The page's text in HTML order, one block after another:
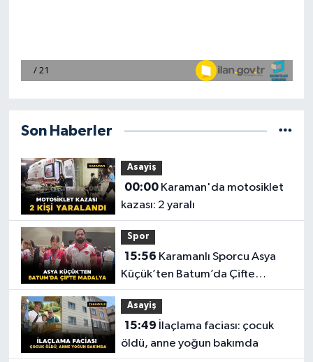
Son Haberler
Asayiş
00:00Karaman'da motosiklet
kazası: 2 yaralı
Spor
15:56
Küçük’ten Batum’da Çifte
Madalya
Asayiş
15:49
öldü, anne yoğun bakımda